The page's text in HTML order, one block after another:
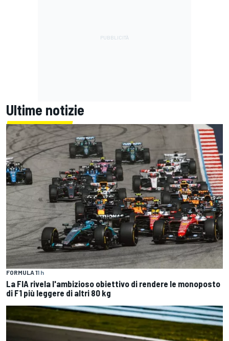
Ultime notizie
FORMULA 11 h
La FIA rivela l'ambizioso obiettivo di rendere le monoposto
di F1 più leggere di altri 80 kg